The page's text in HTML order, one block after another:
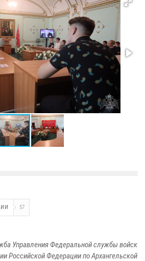
57
Управления Федеральной службы войск
Российской Федерации по Архангельской